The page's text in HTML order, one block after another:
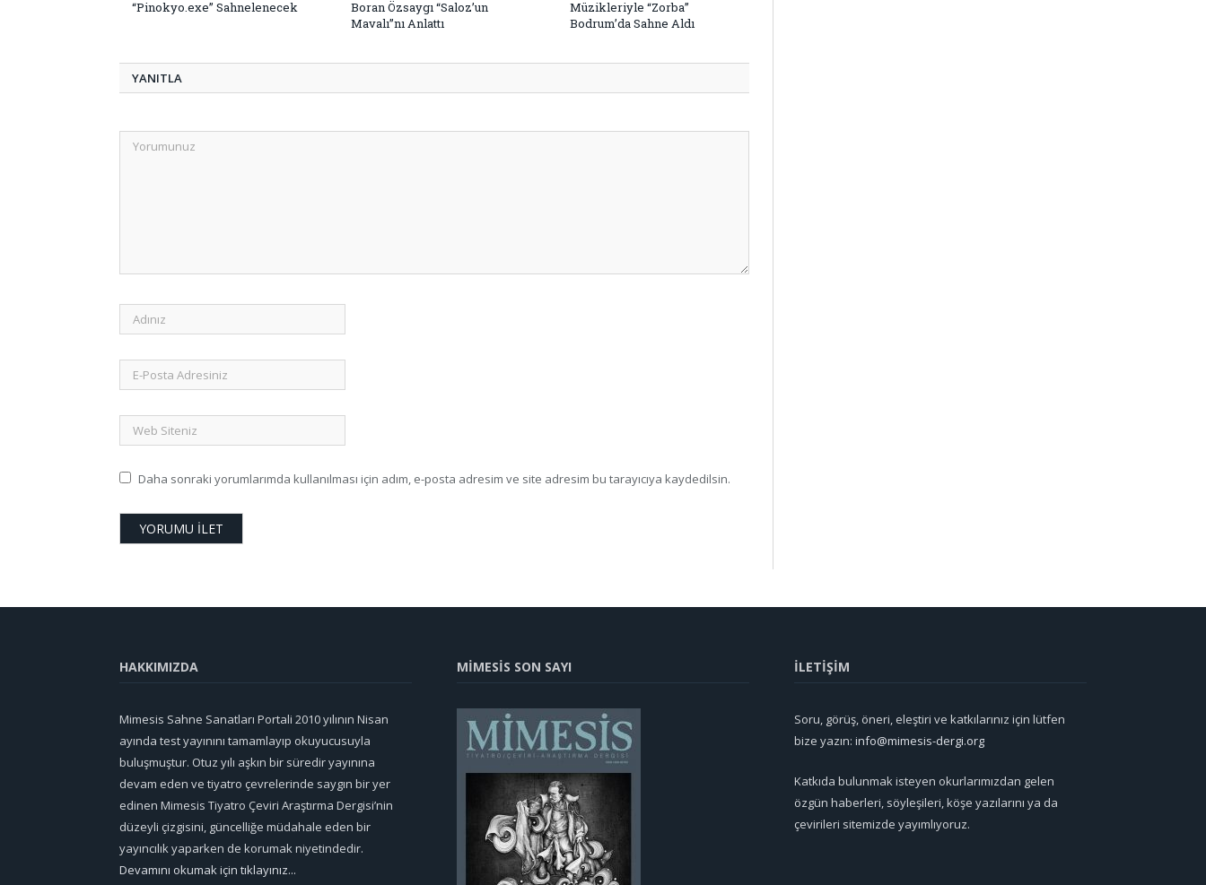
“Pinokyo.exe” Sahnelenecek
Boran Özsaygı “Saloz’un
Mavalı”nı Anlattı
Müzikleriyle “Zorba”
Bodrum’da Sahne Aldı
YANITLA
Daha sonraki yorumlarımda kullanılması için adım, e-posta adresim ve site adresim bu tarayıcıya kaydedilsin.
HAKKIMIZDA
Mimesis Sahne Sanatları Portali 2010 yılının Nisan
ayında test yayınını tamamlayıp okuyucusuyla
buluşmuştur. Otuz yılı aşkın bir süredir yayınına
devam eden ve tiyatro çevrelerinde saygın bir yer
edinen Mimesis Tiyatro Çeviri Araştırma Dergisi’nin
düzeyli çizgisini, güncelliğe müdahale eden bir
yayıncılık yaparken de korumak niyetindedir.
Devamını okumak için tıklayınız...
MİMESİS SON SAYI İLETİŞİM
Soru, görüş, öneri, eleştiri ve katkılarınız için lütfen
bize yazın: info@mimesis-dergi.org
Katkıda bulunmak isteyen okurlarımızdan gelen
özgün haberleri, söyleşileri, köşe yazılarını ya da
çevirileri sitemizde yayımlıyoruz.